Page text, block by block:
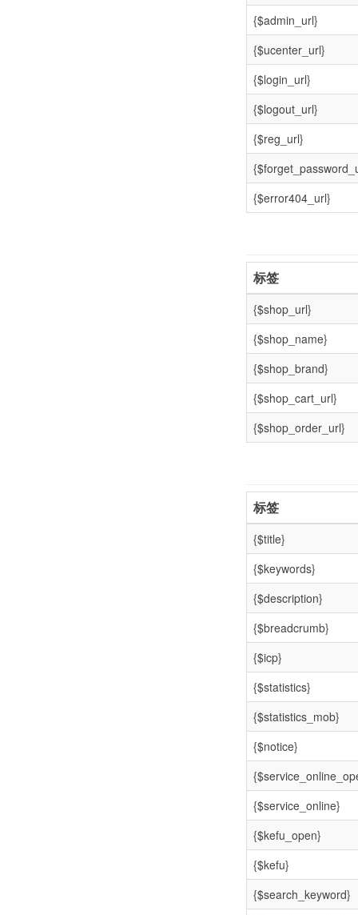
{$admin_url}
{$ucenter_url}
{$login_url}
{$logout_url}
{$reg_url}
{$error404_url}
标签
{$shop_url}
{$shop_name}
{$shop_brand}
{$shop_cart_url}
{$shop_order_url}
标签
{$title}
{$keywords}
{$description}
{$breadcrumb}
{$icp}
{$statistics}
{$statistics_mob}
{$notice}
{$service_online}
{$kefu_open}
{$kefu}
{$search_keyword}